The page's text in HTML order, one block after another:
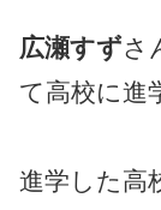
広瀬すずさ
て高校に進
進学した高